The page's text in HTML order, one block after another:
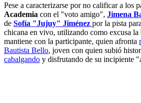
Pese a caracterizarse por no calificar a los
Academia con el "voto amigo", Jimena
de Sofía "Jujuy" Jiménez por la pista
chicana en vivo, utilizando como excusa la
mantiene con la participante, quien afronta
Bautista Bello, joven con quien subió
cabalgando y disfrutando de su incipiente